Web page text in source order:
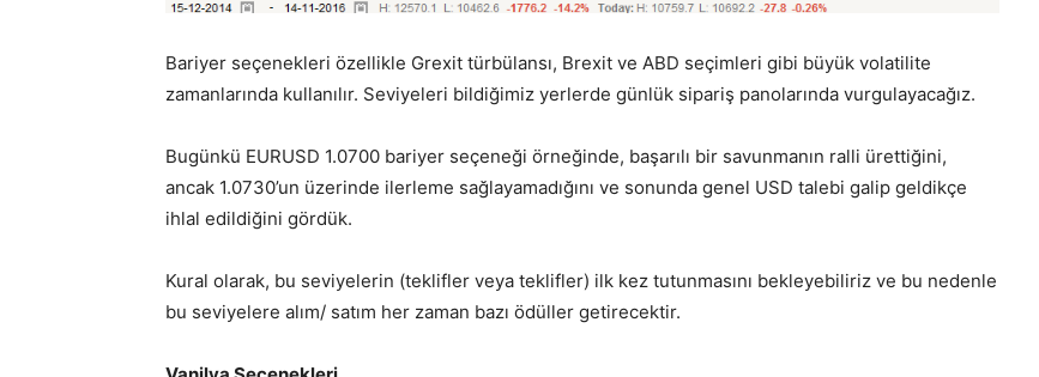
Bariyer seçenekleri özellikle Grexit türbülansı, Brexit ve ABD seçimleri gibi büyük volatilite
zamanlarında kullanılır. Seviyeleri bildiğimiz yerlerde günlük sipariş panolarında vurgulayacağız.
Bugünkü EURUSD 1.0700 bariyer seçeneği örneğinde, başarılı bir savunmanın ralli ürettiğini,
ancak 1.0730’un üzerinde ilerleme sağlayamadığını ve sonunda genel USD talebi galip geldikçe
ihlal edildiğini gördük.
Kural olarak, bu seviyelerin (teklifler veya teklifler) ilk kez tutunmasını bekleyebiliriz ve bu nedenle
bu seviyelere alım/ satım her zaman bazı ödüller getirecektir.